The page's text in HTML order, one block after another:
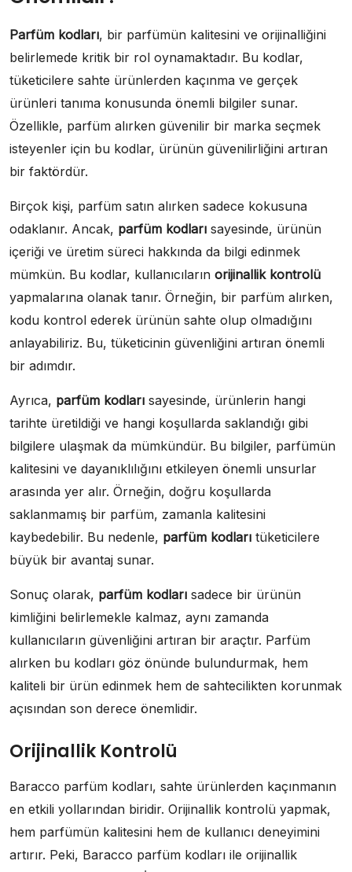
Parfüm kodları, bir parfümün kalitesini ve orijinalliğini
belirlemede kritik bir rol oynamaktadır. Bu kodlar,
tüketicilere sahte ürünlerden kaçınma ve gerçek
ürünleri tanıma konusunda önemli bilgiler sunar.
Özellikle, parfüm alırken güvenilir bir marka seçmek
isteyenler için bu kodlar, ürünün güvenilirliğini artıran
bir faktördür.
Birçok kişi, parfüm satın alırken sadece kokusuna
odaklanır. Ancak, parfüm kodları sayesinde, ürünün
içeriği ve üretim süreci hakkında da bilgi edinmek
mümkün. Bu kodlar, kullanıcıların orijinallik kontrolü
yapmalarına olanak tanır. Örneğin, bir parfüm alırken,
kodu kontrol ederek ürünün sahte olup olmadığını
anlayabiliriz. Bu, tüketicinin güvenliğini artıran önemli
bir adımdır.
Ayrıca, parfüm kodları sayesinde, ürünlerin hangi
tarihte üretildiği ve hangi koşullarda saklandığı gibi
bilgilere ulaşmak da mümkündür. Bu bilgiler, parfümün
kalitesini ve dayanıklılığını etkileyen önemli unsurlar
arasında yer alır. Örneğin, doğru koşullarda
saklanmamış bir parfüm, zamanla kalitesini
kaybedebilir. Bu nedenle, parfüm kodları tüketicilere
büyük bir avantaj sunar.
Sonuç olarak, parfüm kodları sadece bir ürünün
kimliğini belirlemekle kalmaz, aynı zamanda
kullanıcıların güvenliğini artıran bir araçtır. Parfüm
alırken bu kodları göz önünde bulundurmak, hem
kaliteli bir ürün edinmek hem de sahtecilikten korunmak
açısından son derece önemlidir.
Orijinallik Kontrolü
Baracco parfüm kodları, sahte ürünlerden kaçınmanın
en etkili yollarından biridir. Orijinallik kontrolü yapmak,
hem parfümün kalitesini hem de kullanıcı deneyimini
artırır. Peki, Baracco parfüm kodları ile orijinallik